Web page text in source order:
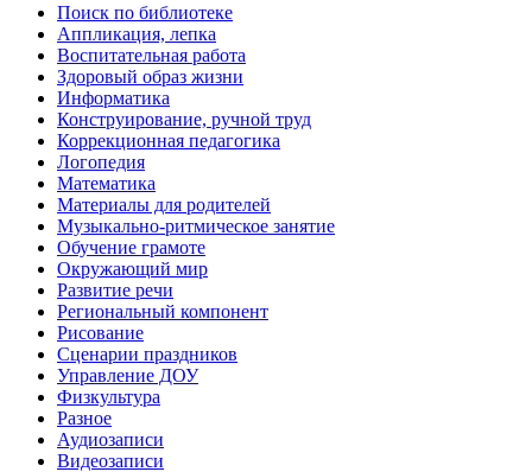
Поиск по библиотеке
Аппликация, лепка
Воспитательная работа
Здоровый образ жизни
Информатика
Конструирование, ручной труд
Коррекционная педагогика
Логопедия
Математика
Материалы для родителей
Музыкально-ритмическое занятие
Обучение грамоте
Окружающий мир
Развитие речи
Региональный компонент
Рисование
Сценарии праздников
Управление ДОУ
Физкультура
Разное
Аудиозаписи
Видеозаписи